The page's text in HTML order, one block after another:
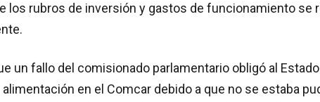
los rubros de inversión y gastos de funcionamiento se
un fallo del comisionado parlamentario obligó al
en el Comcar debido a que no se estaba